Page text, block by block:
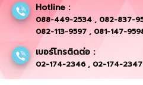
Hotline :
088-449-2534 , 082-837-
082-113-9597 , 081-147-
เบอร์โทรติดต่อ :
02-174-2346 , 02-174-2347